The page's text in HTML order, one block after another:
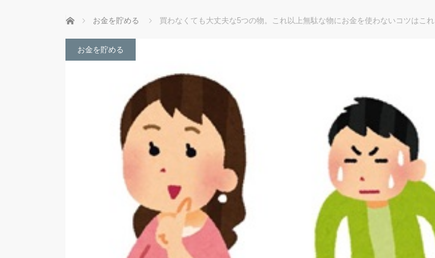
ホーム お金を貯める 買わなくても大丈夫な5つの物。これ以上無駄な物にお金を使わないコツはこれ
お金を貯める